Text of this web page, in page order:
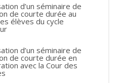
d’un séminaire de
de courte durée au
élèves du cycle
d’un séminaire de
de courte durée en
avec la Cour des